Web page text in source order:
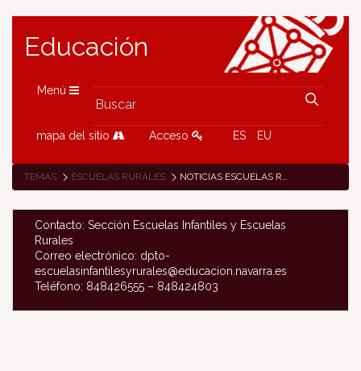
Educación
Menú
mapa del sitio Acceso ES EU
TEMAS ESCUELAS RURALES NOTICIAS ESCUELAS RURALES
Contacto: Sección Escuelas Infantiles y Escuelas
Rurales
Correo electrónico: dpto-
escuelasinfantilesyrurales@educacion.navarra.es
Teléfono: 848426555 – 848424803